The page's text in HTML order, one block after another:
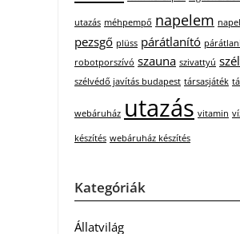
utazás méhpempő napelem
pezsgő plüss párátlanító
robotporszívó szauna szivattyú
szélvédő javítás budapest társasjáték
webáruház utazás vitamin
készítés webáruház készítés
Kategóriák
Állatvilág